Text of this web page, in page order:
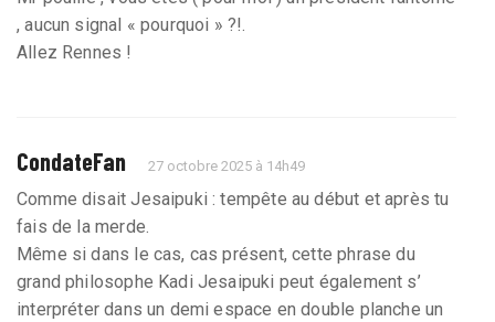
, aucun signal « pourquoi » ?!.
Allez Rennes !
CondateFan 27 octobre 2025 à 14h49
Comme disait Jesaipuki : tempête au début et après tu
fais de la merde.
Même si dans le cas, cas présent, cette phrase du
grand philosophe Kadi Jesaipuki peut également s’
interpréter dans un demi espace en double planche un